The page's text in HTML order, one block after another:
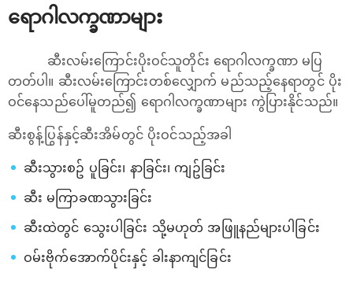
ရောဂါလက္ခဏာများ
ဆီးလမ်းကြောင်းပိုးဝင်သူတိုင်း ရောဂါလက္ခဏာ မပြ
တတ်ပါ။ ဆီးလမ်းကြောင်းတစ်လျှောက် မည်သည့်နေရာတွင် ပိုး
ဝင်နေသည်ပေါ်မူတည်၍ ရောဂါလက္ခဏာများ ကွဲပြားနိုင်သည်။
ဆီးစွန့်ပြွန်နှင့်ဆီးအိမ်တွင် ပိုးဝင်သည့်အခါ
ဆီးသွားစဥ် ပူခြင်း၊ နာခြင်း၊ ကျဥ်ခြင်း
ဆီး မကြာခဏသွားခြင်း
ဆီးထဲတွင် သွေးပါခြင်း သို့မဟုတ် အဖြူနည်များပါခြင်း
ဝမ်းဗိုက်အောက်ပိုင်းနှင့် ခါးနာကျင်ခြင်း